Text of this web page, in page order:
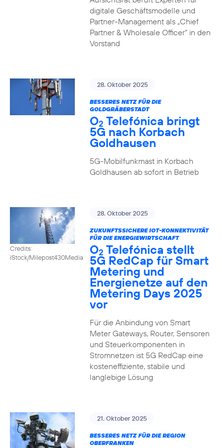
digitale Geschäftsmodelle und
Partner-Management als „Chief
Partner & Wholesale Officer“ in den
Vorstand
28. Oktober 2025
BESSERES NETZ FÜR DIE
GOLDGRÄBERSTADT
O2 Telefónica bringt
5G nach Korbach
Goldhausen
5G-Mobilfunkmast in Korbach
Goldhausen ab sofort in Betrieb
Credits:
iStock/Milepost430Media
28. Oktober 2025
ZUKUNFTSSICHERE IOT-KONNEKTIVITÄT
FÜR DIE ENERGIEWIRTSCHAFT
O2 Telefónica stellt
5G RedCap für Smart
Metering und
Energienetze auf den
Metering Days 2025
vor
Für die Anbindung von Smart
Meter Gateways, Router, Sensoren
und Steuerkomponenten in
Stromnetzen ist 5G RedCap eine
kosteneffiziente, stabile und
langlebige Lösung
21. Oktober 2025
BESSERES NETZ FÜR DIE REGION
OBERFRANKEN